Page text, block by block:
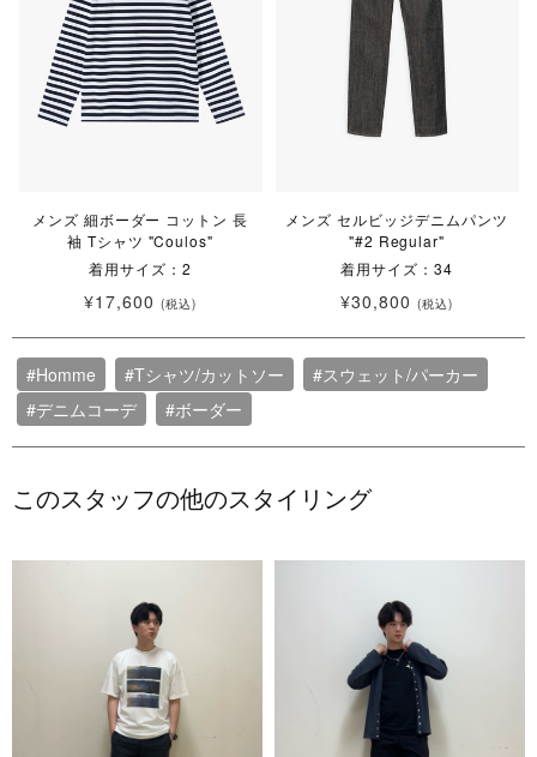
メンズ 細ボーダー コットン 長
袖 Tシャツ "Coulos"
着用サイズ：2
¥17,600 (税込)
メンズ セルビッジデニムパンツ
"#2 Regular"
着用サイズ：34
¥30,800 (税込)
#Homme #Tシャツ/カットソー
#スウェット/パーカー
#デニムコーデ
#ボーダー
このスタッフの他のスタイリング